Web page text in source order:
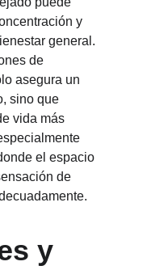
y
general.
de
asegura un
sino que
vida más
el espacio
de
y